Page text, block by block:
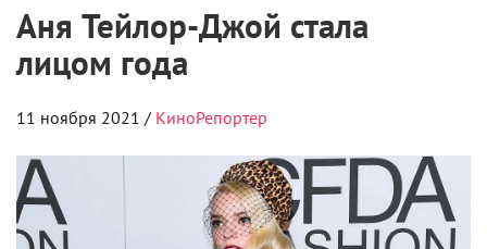
Аня Тейлор-Джой стала
лицом года
11 ноября 2021 / КиноРепортер